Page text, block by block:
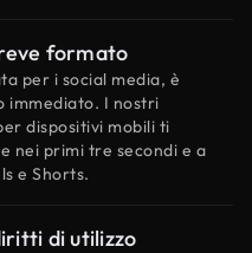
formato
per i social media, è
immediato. I nostri
dispositivi mobili ti
nei primi tre secondi e a
e Shorts.
di utilizzo